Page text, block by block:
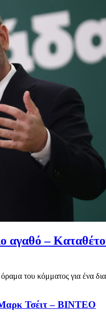
–
του κόμματος για ένα
Μαρκ Τσέιτ – ΒΙΝΤΕΟ